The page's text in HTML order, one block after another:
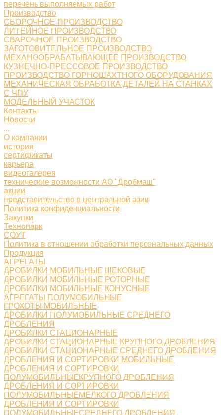
перечень выполняемых работ
Производство
СБОРОЧНОЕ ПРОИЗВОДСТВО
ЛИТЕЙНОЕ ПРОИЗВОДСТВО
СВАРОЧНОЕ ПРОИЗВОДСТВО
ЗАГОТОВИТЕЛЬНОЕ ПРОИЗВОДСТВО
МЕХАНООБРАБАТЫВАЮЩЕЕ ПРОИЗВОДСТВО
КУЗНЕЧНО-ПРЕССОВОЕ ПРОИЗВОДСТВО
ПРОИЗВОДСТВО ГОРНОШАХТНОГО ОБОРУДОВАНИЯ
МЕХАНИЧЕСКАЯ ОБРАБОТКА ДЕТАЛЕЙ НА СТАНКАХ
С ЧПУ
МОДЕЛЬНЫЙ УЧАСТОК
Контакты
Новости
...
О компании
история
сертификаты
карьера
видеогалерея
технические возможности АО "Дробмаш"
акции
представительство в центральной азии
Политика конфиденциальности
Закупки
Технопарк
СОУТ
Политика в отношении обработки персональных данных
Продукция
АГРЕГАТЫ
ДРОБИЛКИ МОБИЛЬНЫЕ ЩЕКОВЫЕ
ДРОБИЛКИ МОБИЛЬНЫЕ РОТОРНЫЕ
ДРОБИЛКИ МОБИЛЬНЫЕ КОНУСНЫЕ
АГРЕГАТЫ ПОЛУМОБИЛЬНЫЕ
ГРОХОТЫ МОБИЛЬНЫЕ
ДРОБИЛКИ ПОЛУМОБИЛЬНЫЕ СРЕДНЕГО
ДРОБЛЕНИЯ
ДРОБИЛКИ СТАЦИОНАРНЫЕ
ДРОБИЛКИ СТАЦИОНАРНЫЕ КРУПНОГО ДРОБЛЕНИЯ
ДРОБИЛКИ СТАЦИОНАРНЫЕ СРЕДНЕГО ДРОБЛЕНИЯ
ДРОБЛЕНИЯ И СОРТИРОВКИ МОБИЛЬНЫЕ
ДРОБЛЕНИЯ И СОРТИРОВКИ
ПОЛУМОБИЛЬНЫЕКРУПНОГО ДРОБЛЕНИЯ
ДРОБЛЕНИЯ И СОРТИРОВКИ
ПОЛУМОБИЛЬНЫЕМЕЛКОГО ДРОБЛЕНИЯ
ДРОБЛЕНИЯ И СОРТИРОВКИ
ПОЛУМОБИЛЬНЫЕСРЕДНЕГО ДРОБЛЕНИЯ